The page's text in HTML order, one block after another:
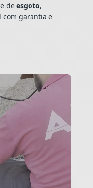
de esgoto,
com garantia e